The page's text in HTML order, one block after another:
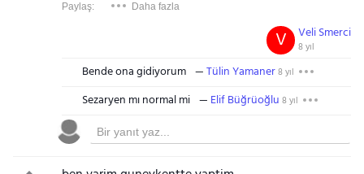
Paylaş: Daha fazla
Veli Smerci
8 yıl
V
Bende ona gidiyorum Tülin Yamaner8 yıl
Sezaryen mı normal mi Elif Büğrüoğlu 8 yıl